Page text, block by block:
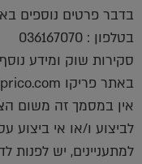
בדבר פרטים נוספים
בטלפון : 036167070
סקירות שוק ומידע
באתר פריקו http://www.prico.com
אין במסמך זה משום
לביצוע ו/או אי ביצוע
למתעניינים, יש לפנות